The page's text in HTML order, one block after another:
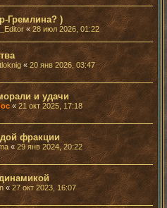
Гремлина? )
«28 июл 2026, 01:22
« 20 янв 2026, 03:47
и удачи
«21 окт 2025, 17:18
фракции
« 29 янв 2024, 20:22
«27 окт 2023, 16:07